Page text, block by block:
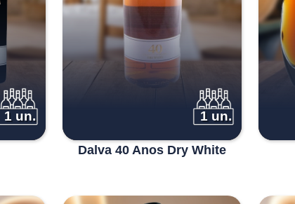
1 un. 1 un.
Dalva 40 Anos Dry White